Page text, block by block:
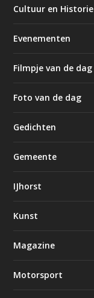
Cultuur en Historie
Evenementen
Filmpje van de dag
Foto van de dag
Gedichten
Gemeente
IJhorst
Kunst
Magazine
Motorsport